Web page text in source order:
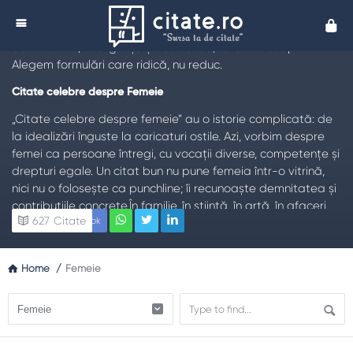
Citate despre Femeie
TL;DR:
Citatele despre femei merită să celebreze
demnitatea, inteligența și libertatea, fără stereotipuri.
Alegem formulări care ridică, nu reduc.
Citate celebre despre Femeie
„Citate celebre despre femeie” au o istorie complicată: de
la idealizări înguste la caricaturi ostile. Azi, vorbim despre
femei ca persoane întregi, cu vocații diverse, competențe și
drepturi egale. Un citat bun nu pune femeia într-o vitrină,
nici nu o folosește ca punchline; îi recunoaște demnitatea și
contribuțiile concrete.În familie, în știință, în artă, în afaceri,
femeile structurează lumea vizibil și invizibil. Când cităm
ascultăm și în felul în care distribuim oportunitățile.
De ce contează tema „Femeie”
Societățile prospere protejează egalitatea de șanse,
Facebook
627 Citate
Home / Femeie